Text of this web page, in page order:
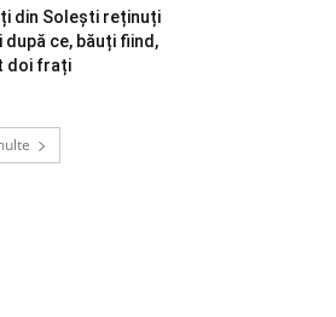
din Solești reținuți
ce, băuți fiind,
doi frați